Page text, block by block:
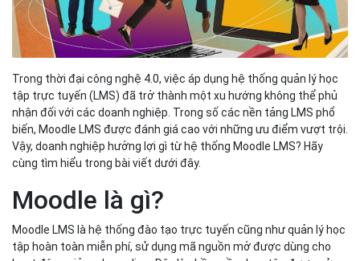
Trong thời đại công nghệ 4.0, việc áp dụng hệ thống quản lý học
tập trực tuyến (LMS) đã trở thành một xu hướng không thể phủ
nhận đối với các doanh nghiệp. Trong số các nền tảng LMS phổ
biến, Moodle LMS được đánh giá cao với những ưu điểm vượt trội.
Vậy, doanh nghiệp hưởng lợi gì từ hệ thống Moodle LMS? Hãy
cùng tìm hiểu trong bài viết dưới đây.
Moodle là gì?
Moodle LMS là hệ thống đào tạo trực tuyến cũng như quản lý học
tập hoàn toàn miễn phí, sử dụng mã nguồn mở được dùng cho